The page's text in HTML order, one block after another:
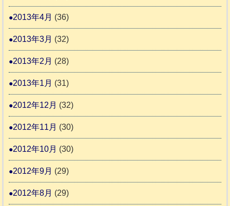
2013年4月 (36)
2013年3月 (32)
2013年2月 (28)
2013年1月 (31)
2012年12月 (32)
2012年11月 (30)
2012年10月 (30)
2012年9月 (29)
2012年8月 (29)